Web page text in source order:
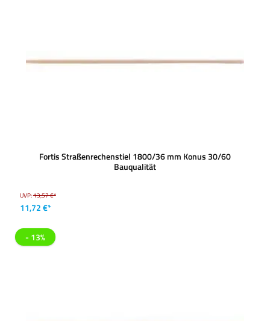
Fortis Straßenrechenstiel 1800/36 mm Konus 30/60
Bauqualität
UVP:13,57 €*
11,72 €*
- 13%